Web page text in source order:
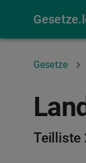
Gesetze
Teilliste